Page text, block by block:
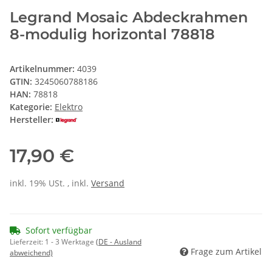
Legrand Mosaic Abdeckrahmen
8-modulig horizontal 78818
Artikelnummer: 4039
GTIN: 3245060788186
HAN: 78818
Kategorie: Elektro
Hersteller:
17,90 €
inkl. 19% USt. , inkl. Versand
Sofort verfügbar
Lieferzeit: 1 - 3 Werktage (DE - Ausland
abweichend)
Frage zum Artikel